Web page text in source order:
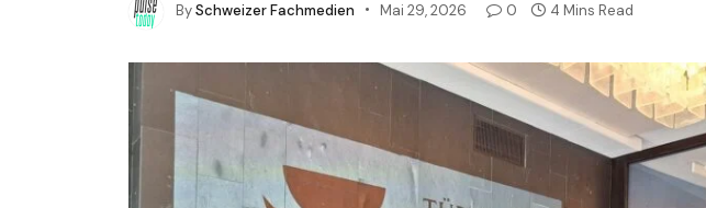
BySchweizer Fachmedien Mai 29, 2026 0 4 Mins Read